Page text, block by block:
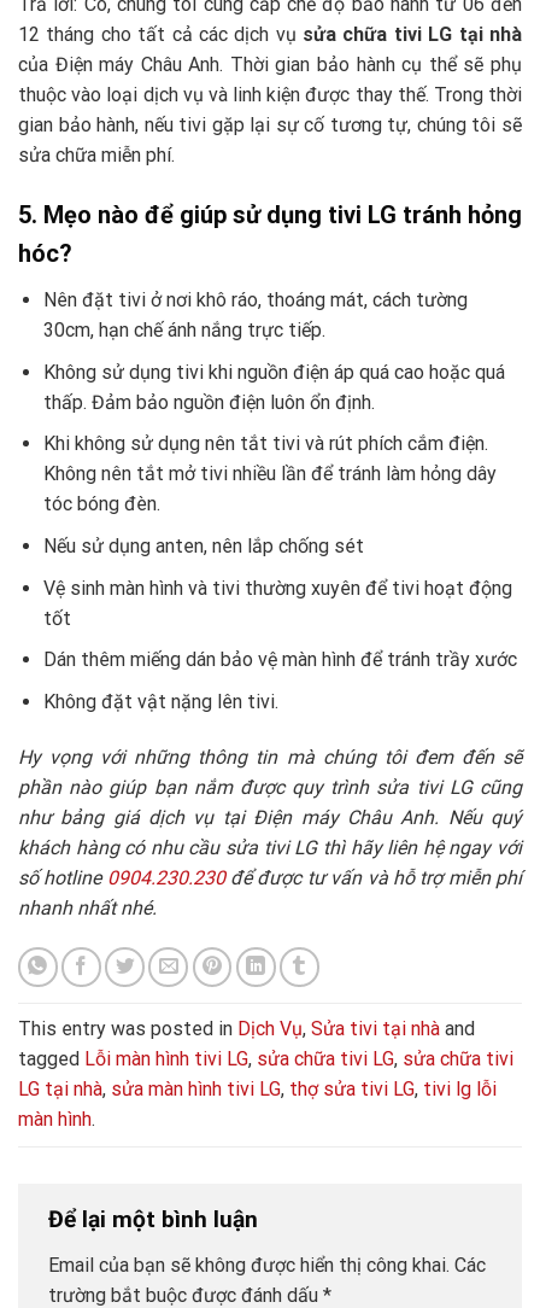
Trả lời: Có, chúng tôi cung cấp chế độ bảo hành từ 06 đến
12 tháng cho tất cả các dịch vụ sửa chữa tivi LG tại nhà
của Điện máy Châu Anh. Thời gian bảo hành cụ thể sẽ phụ
thuộc vào loại dịch vụ và linh kiện được thay thế. Trong thời
gian bảo hành, nếu tivi gặp lại sự cố tương tự, chúng tôi sẽ
sửa chữa miễn phí.
5. Mẹo nào để giúp sử dụng tivi LG tránh hỏng
hóc?
Nên đặt tivi ở nơi khô ráo, thoáng mát, cách tường
30cm, hạn chế ánh nắng trực tiếp.
Không sử dụng tivi khi nguồn điện áp quá cao hoặc quá
thấp. Đảm bảo nguồn điện luôn ổn định.
Khi không sử dụng nên tắt tivi và rút phích cắm điện.
Không nên tắt mở tivi nhiều lần để tránh làm hỏng dây
tóc bóng đèn.
Nếu sử dụng anten, nên lắp chống sét
Vệ sinh màn hình và tivi thường xuyên để tivi hoạt động
tốt
Dán thêm miếng dán bảo vệ màn hình để tránh trầy xước
Không đặt vật nặng lên tivi.
Hy vọng với những thông tin mà chúng tôi đem đến sẽ
phần nào giúp bạn nắm được quy trình sửa tivi LG cũng
như bảng giá dịch vụ tại Điện máy Châu Anh. Nếu quý
khách hàng có nhu cầu sửa tivi LG thì hãy liên hệ ngay với
số hotline 0904.230.230để được tư vấn và hỗ trợ miễn phí
nhanh nhất nhé.
This entry was posted in Dịch Vụ, Sửa tivi tại nhà and
tagged Lỗi màn hình tivi LG, sửa chữa tivi LG, sửa chữa tivi
LG tại nhà, sửa màn hình tivi LG, thợ sửa tivi LG, tivi lg lỗi
màn hình.
Để lại một bình luận
Email của bạn sẽ không được hiển thị công khai. Các
trường bắt buộc được đánh dấu *